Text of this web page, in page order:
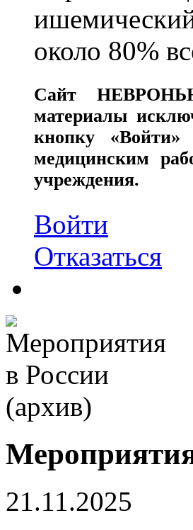
около 80%
Сайт
материалы
кнопку «Войти»
медицинским
учреждения.
Войти
Отказаться
21.11.2025